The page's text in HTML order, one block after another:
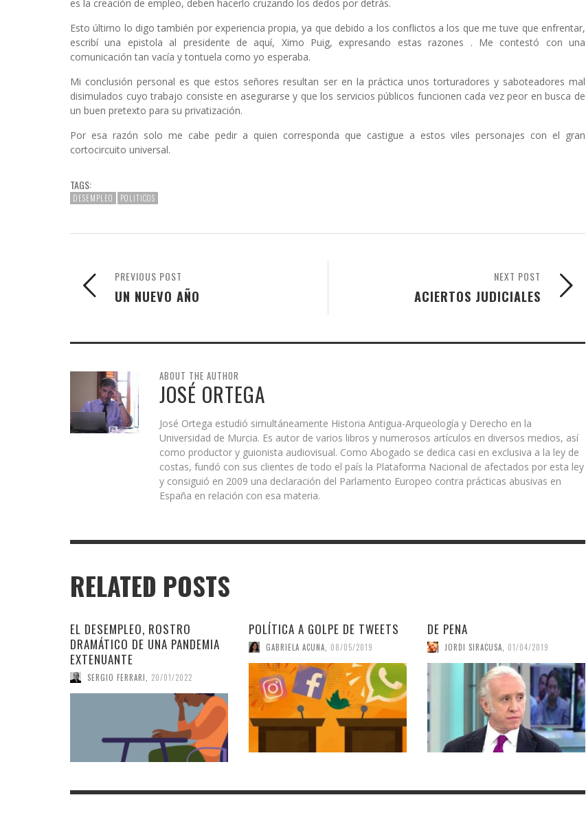
es la creación de empleo, deben hacerlo cruzando los dedos por detrás.
Esto último lo digo también por experiencia propia, ya que debido a los conflictos a los que me tuve que enfrentar,
escribí una epistola al presidente de aquí, Ximo Puig, expresando estas razones . Me contestó con una
comunicación tan vacía y tontuela como yo esperaba.
Mi conclusión personal es que estos señores resultan ser en la práctica unos torturadores y saboteadores mal
disimulados cuyo trabajo consiste en asegurarse y que los servicios públicos funcionen cada vez peor en busca de
un buen pretexto para su privatización.
Por esa razón solo me cabe pedir a quien corresponda que castigue a estos viles personajes con el gran
cortocircuito universal.
TAGS:
DESEMPLEO POLITICOS
NEXT POST
ACIERTOS JUDICIALES
PREVIOUS POST
UN NUEVO AÑO
ABOUT THE AUTHOR
JOSÉ ORTEGA
José Ortega estudió simultáneamente Historia Antigua-Arqueología y Derecho en la
Universidad de Murcia. Es autor de varios libros y numerosos artículos en diversos medios, así
como productor y guionista audiovisual. Como Abogado se dedica casi en exclusiva a la ley de
costas, fundó con sus clientes de todo el país la Plataforma Nacional de afectados por esta ley
y consiguió en 2009 una declaración del Parlamento Europeo contra prácticas abusivas en
España en relación con esa materia.
RELATED POSTS
EL DESEMPLEO, ROSTRO
DRAMÁTICO DE UNA PANDEMIA
EXTENUANTE
SERGIO FERRARI 20/01/2022
POLÍTICA A GOLPE DE TWEETS
GABRIELA ACUNA 08/05/2019
DE PENA
JORDI SIRACUSA 01/04/2019